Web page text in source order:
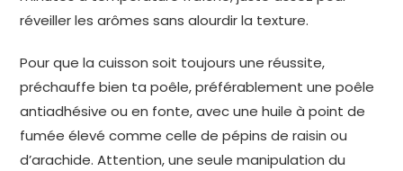
réveiller les arômes sans alourdir la texture.
Pour que la cuisson soit toujours une réussite,
préchauffe bien ta poêle, préférablement une poêle
antiadhésive ou en fonte, avec une huile à point de
fumée élevé comme celle de pépins de raisin ou
d’arachide. Attention, une seule manipulation du